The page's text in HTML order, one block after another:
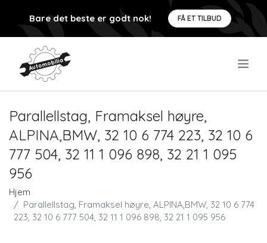
Bare det beste er godt nok! FÅ ET TILBUD
Parallellstag, Framaksel høyre,
ALPINA,BMW, 32 10 6 774 223, 32 10 6
777 504, 32 11 1 096 898, 32 21 1 095
956
Hjem
Parallellstag, Framaksel høyre, ALPINA,BMW, 32 10 6 774
223, 32 10 6 777 504, 32 11 1 096 898, 32 21 1 095 956